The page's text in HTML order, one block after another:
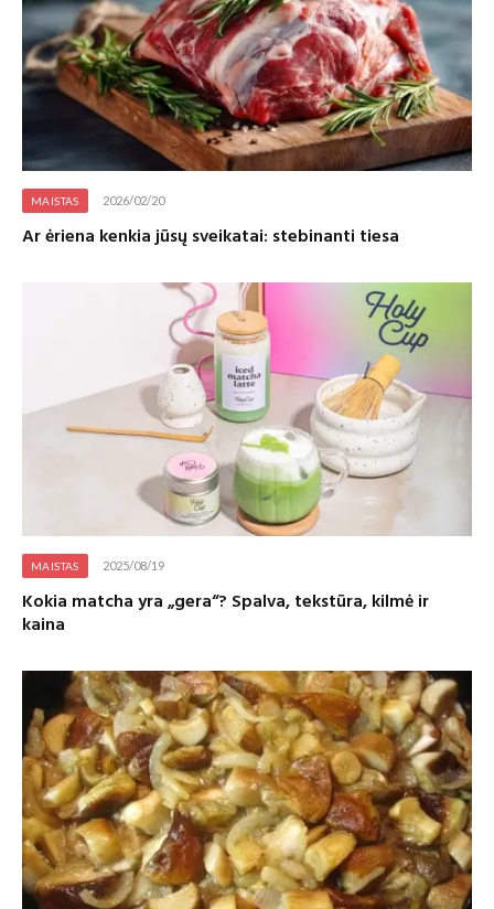
MAISTAS 2026/02/20
Ar ėriena kenkia jūsų sveikatai: stebinanti tiesa
MAISTAS 2025/08/19
Kokia matcha yra „gera“? Spalva, tekstūra, kilmė ir
kaina